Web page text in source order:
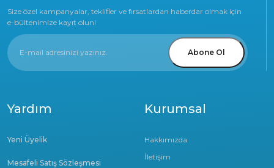
Size özel kampanyalar, teklifler ve fırsatlardan haberdar olmak için
e-bültenimize kayıt olun!
Abone Ol
Kurumsal
Hakkımızda
İletişim
Yardım
Yeni Üyelik
Mesafeli Satış Sözleşmesi